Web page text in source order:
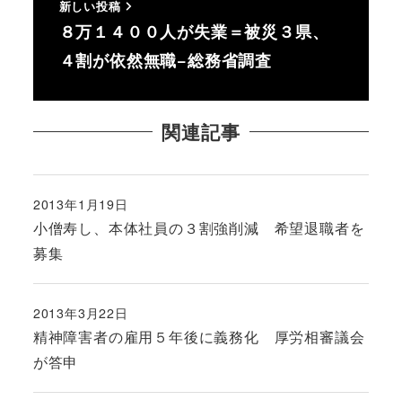
新しい投稿
８万１４００人が失業＝被災３県、
４割が依然無職−総務省調査
関連記事
小僧寿し、本体社員の３割強削減 希望退職者を
募集
投稿日
2013年1月19日
精神障害者の雇用５年後に義務化 厚労相審議会
が答申
投稿日
2013年3月22日